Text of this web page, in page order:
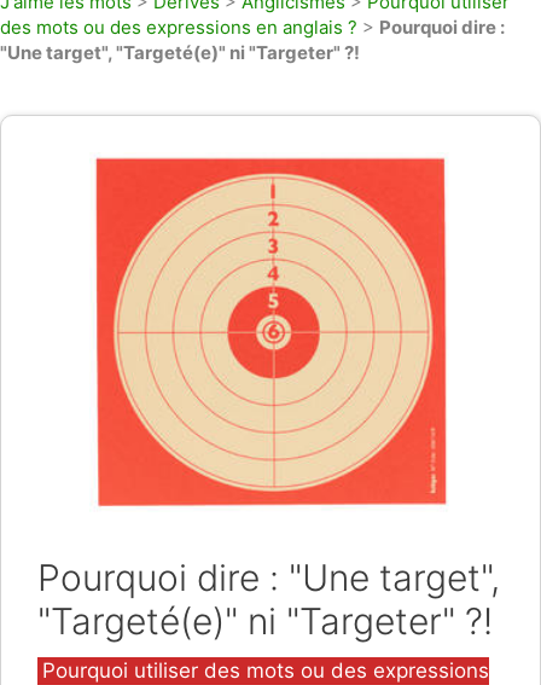
des mots ou des expressions en anglais ? > Pourquoi dire :
"Une target", "Targeté(e)" ni "Targeter" ?!
Pourquoi dire : "Une target",
"Targeté(e)" ni "Targeter" ?!
Catégories
Pourquoi utiliser des mots ou des expressions